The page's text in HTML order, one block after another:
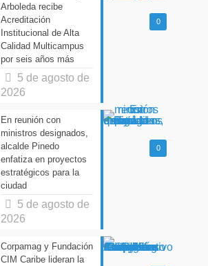
0
Arboleda recibe
Acreditación
Institucional de Alta
Calidad Multicampus
por seis años más
5 de agosto de
2026
0
En reunión con
ministros designados,
alcalde Pinedo
enfatiza en proyectos
estratégicos para la
ciudad
5 de agosto de
2026
Corpamag y Fundación
CIM Caribe lideran la